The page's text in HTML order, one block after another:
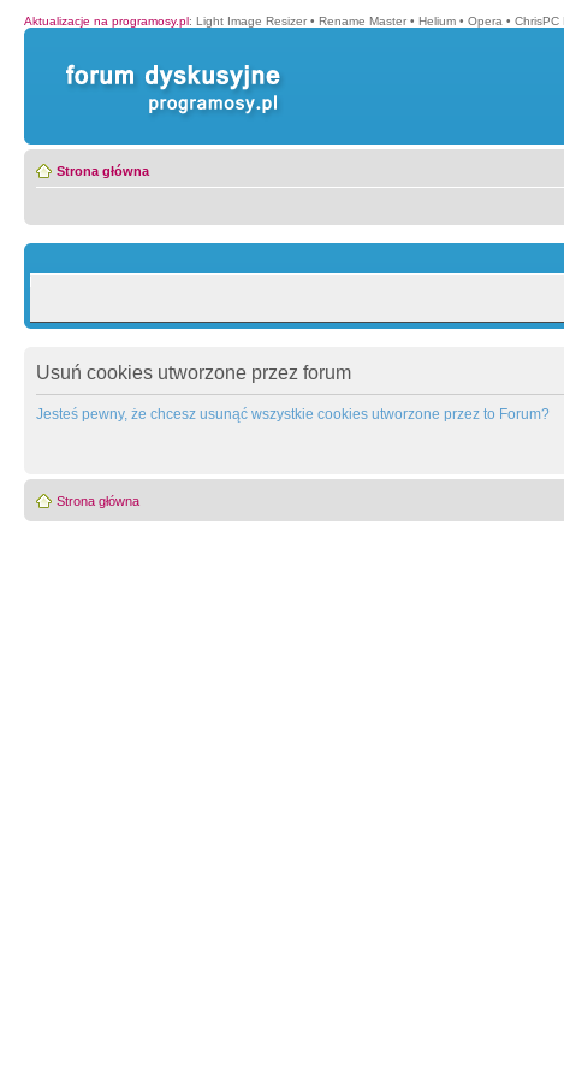
Aktualizacje na programosy.pl: Light Image Resizer • Rename Master • Helium • Opera • ChrisPC
Strona główna
Usuń cookies utworzone przez forum
Jesteś pewny, że chcesz usunąć wszystkie cookies utworzone przez to Forum?
Strona główna